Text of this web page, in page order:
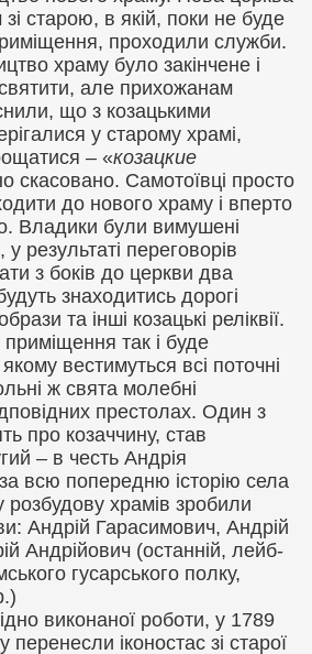
старою, в якій, поки не буде
проходили служби.
храму було закінчене і
але прихожанам
що з козацькими
у старому храмі,
– «козацкие
скасовано. Самотоївці просто
до нового храму і вперто
Владики були вимушені
результаті переговорів
з боків до церкви два
знаходитись дорогі
та інші козацькі реліквії.
так і буде
вестимуться всі поточні
ж свята молебні
престолах. Один з
про козаччину, став
– в честь Андрія
всю попередню історію села
розбудову храмів зробили
Андрій Гарасимович, Андрій
Андрійович (останній, лейб-
гусарського полку,
виконаної роботи, у 1789
іконостас зі старої